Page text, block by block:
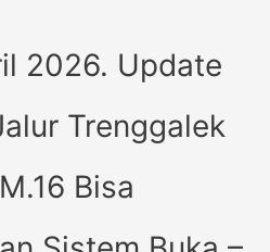
2026. Update
Trenggalek
Bisa